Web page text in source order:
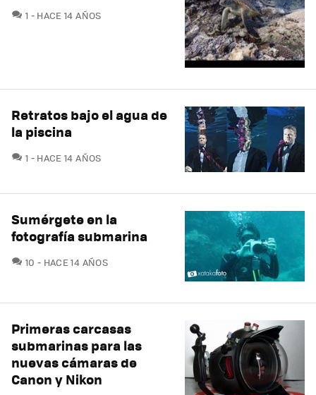
1 COMENTARIOS
HACE 14 AÑOS
Retratos bajo el agua de
la piscina
1 COMENTARIOS
HACE 14 AÑOS
Sumérgete en la
fotografía submarina
10 COMENTARIOS
HACE 14 AÑOS
Primeras carcasas
submarinas para las
nuevas cámaras de
Canon y Nikon